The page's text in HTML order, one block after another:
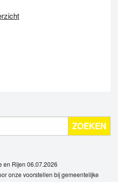
ZOEKEN
en Rijen 06.07.2026
onze voorstellen bij gemeentelijke